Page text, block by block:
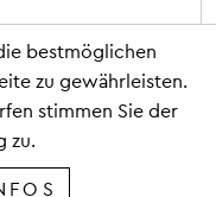
bestmöglichen
zu gewährleisten.
stimmen Sie der
zu.